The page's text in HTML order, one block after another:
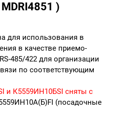
)
для использования в
в качестве приемо-
485/422 для организации
по соответствующим
и К5559ИН10БSI сняты с
(посадочные